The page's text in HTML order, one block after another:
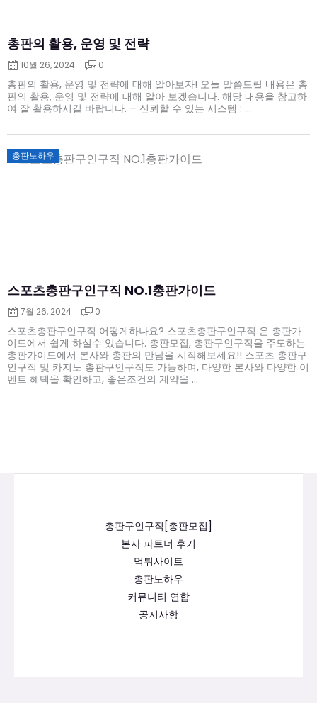
총판의 활용, 운영 및 전략
10월 26, 2024 0
총판의 활용, 운영 및 전략에 대해 알아보자! 오늘 말씀드릴 내용은 총
판의 활용, 운영 및 전략에 대해 알아 보겠습니다. 해당 내용을 참고하
여 잘 활용하시길 바랍니다. – 신뢰할 수 있는 시스템 : ...
총판노하우
스포츠총판구인구직 NO.1총판가이드
Posted
on
7월 26, 2024 0
스포츠총판구인구직 어떻게하나요? 스포츠총판구인구직 은 총판가
이드에서 쉽게 하실수 있습니다. 총판모집, 총판구인구직을 주도하는
총판가이드에서 본사와 총판의 만남을 시작해보세요!! 스포츠 총판구
인구직 및 카지노 총판구인구직도 가능하며, 다양한 본사와 다양한 이
벤트 혜택을 확인하고, 좋은조건의 계약을 ...
총판구인구직[총판모집]
본사 파트너 후기
먹튀사이트
총판노하우
커뮤니티 연합
공지사항